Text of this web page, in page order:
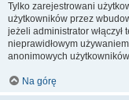
Tylko zarejestrowani
użytkowników przez
jeżeli administrator włączył
nieprawidłowym
anonimowych
Na górę